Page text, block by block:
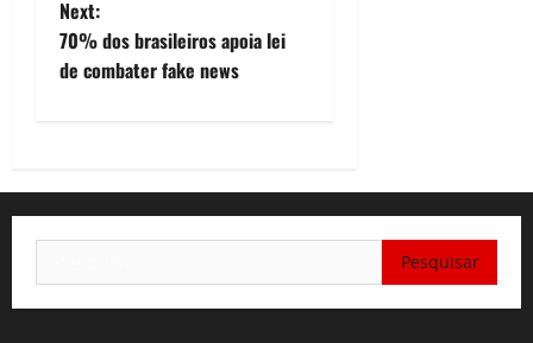
s
t
a
v
i
Next:
70% dos brasileiros apoia lei
de combater fake news
por: